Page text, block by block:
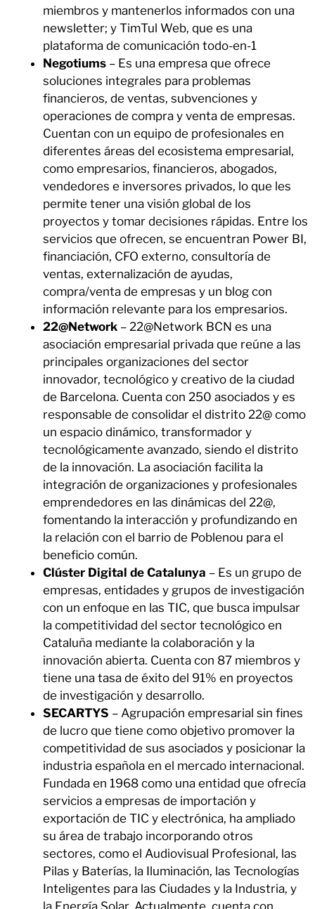
miembros y mantenerlos informados con una
newsletter; y TimTul Web, que es una
plataforma de comunicación todo-en-1
Negotiums – Es una empresa que ofrece
soluciones integrales para problemas
financieros, de ventas, subvenciones y
operaciones de compra y venta de empresas.
Cuentan con un equipo de profesionales en
diferentes áreas del ecosistema empresarial,
como empresarios, financieros, abogados,
vendedores e inversores privados, lo que les
permite tener una visión global de los
proyectos y tomar decisiones rápidas. Entre los
servicios que ofrecen, se encuentran Power BI,
financiación, CFO externo, consultoría de
ventas, externalización de ayudas,
compra/venta de empresas y un blog con
información relevante para los empresarios.
22@Network – 22@Network BCN es una
asociación empresarial privada que reúne a las
principales organizaciones del sector
innovador, tecnológico y creativo de la ciudad
de Barcelona. Cuenta con 250 asociados y es
responsable de consolidar el distrito 22@ como
un espacio dinámico, transformador y
tecnológicamente avanzado, siendo el distrito
de la innovación. La asociación facilita la
integración de organizaciones y profesionales
emprendedores en las dinámicas del 22@,
fomentando la interacción y profundizando en
la relación con el barrio de Poblenou para el
beneficio común.
Clúster Digital de Catalunya – Es un grupo de
empresas, entidades y grupos de investigación
con un enfoque en las TIC, que busca impulsar
la competitividad del sector tecnológico en
Cataluña mediante la colaboración y la
innovación abierta. Cuenta con 87 miembros y
tiene una tasa de éxito del 91% en proyectos
de investigación y desarrollo.
SECARTYS – Agrupación empresarial sin fines
de lucro que tiene como objetivo promover la
competitividad de sus asociados y posicionar la
industria española en el mercado internacional.
Fundada en 1968 como una entidad que ofrecía
servicios a empresas de importación y
exportación de TIC y electrónica, ha ampliado
su área de trabajo incorporando otros
sectores, como el Audiovisual Profesional, las
Pilas y Baterías, la Iluminación, las Tecnologías
Inteligentes para las Ciudades y la Industria, y